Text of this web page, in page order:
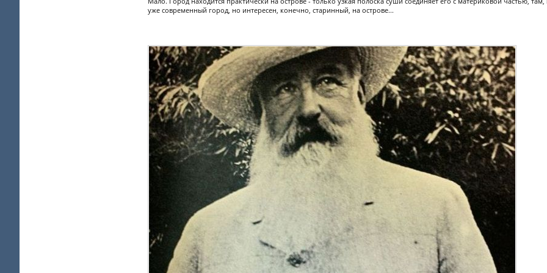
уже современный город, но интересен, конечно, старинный, на острове...